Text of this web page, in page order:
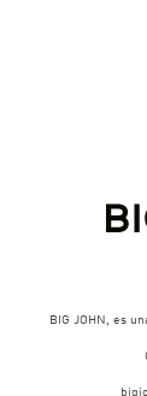
BIG JOHN, es